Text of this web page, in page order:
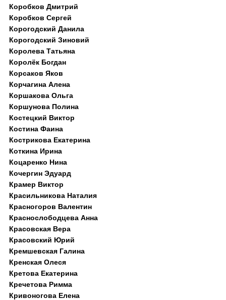
Коробков Дмитрий
Коробков Сергей
Корогодский Данила
Корогодский Зиновий
Королева Татьяна
Королёк Богдан
Корсаков Яков
Корчагина Алена
Коршакова Ольга
Коршунова Полина
Костецкий Виктор
Костина Фаина
Кострикова Екатерина
Коткина Ирина
Коцаренко Нина
Кочергин Эдуард
Крамер Виктор
Красильникова Наталия
Красногоров Валентин
Краснослободцева Анна
Красовская Вера
Красовский Юрий
Кремшевская Галина
Кренская Олеся
Кретова Екатерина
Кречетова Римма
Кривоногова Елена